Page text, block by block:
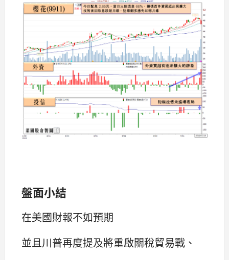
盤面小結
在美國財報不如預期
並且川普再度提及將重啟關稅貿易戰、